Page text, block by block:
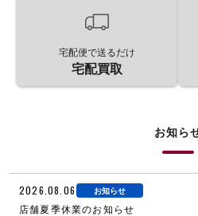
宅配便で送るだけ
宅配買取
お知ら
2026.08.06 お知らせ
店舗夏季休業のお知らせ